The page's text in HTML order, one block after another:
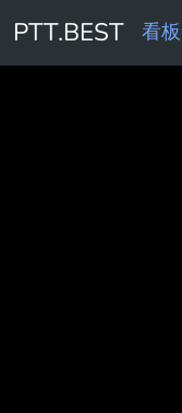
PTT.BEST 看板